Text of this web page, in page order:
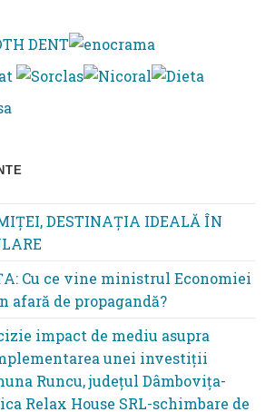
DESTINAȚIA IDEALĂ ÎN
Cu ce vine ministrul Economiei
afară de propagandă?
impact de mediu asupra
unei investiții
Runcu, județul Dâmbovița-
Relax House SRL-schimbare de